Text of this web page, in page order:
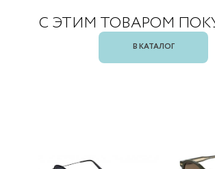
С ЭТИМ ТОВАРОМ
В КАТАЛОГ